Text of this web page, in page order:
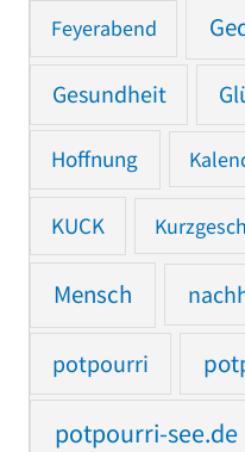
Feyerabend
Gesundheit
Hoffnung
KUCK
Mensch
potpourri
potpourri-see.de